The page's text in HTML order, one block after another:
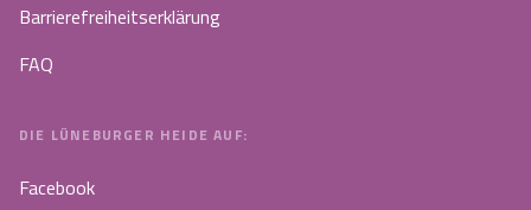
Barrierefreiheitserklärung
FAQ
DIE LÜNEBURGER HEIDE AUF:
Facebook